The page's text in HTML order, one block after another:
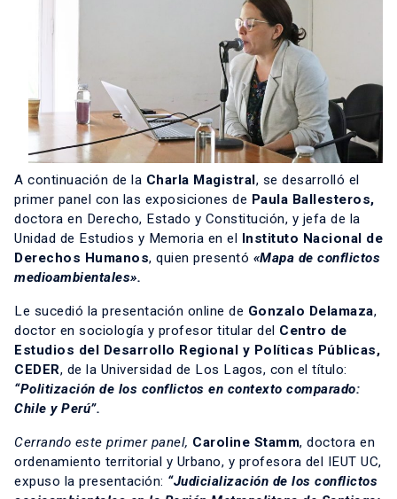
A continuación de la Charla Magistral , se desarrolló el
primer panel con las exposiciones de Paula Ballesteros,
doctora en Derecho, Estado y Constitución, y jefa de la
Unidad de Estudios y Memoria en el
Instituto Nacional de
Derechos Humanos, quien presentó «Mapa de conflictos
medioambientales».
Le sucedió la presentación online de Gonzalo Delamaza,
doctor en sociología y profesor titular del Centro de
Estudios del Desarrollo Regional y Políticas Públicas,
CEDER, de la Universidad de Los Lagos, con el título:
“Politización de los conflictos en contexto comparado:
Chile y Perú”.
Cerrando este primer panel, Caroline Stamm, doctora en
ordenamiento territorial y Urbano, y profesora del IEUT UC,
expuso la presentación: “Judicialización de los conflictos